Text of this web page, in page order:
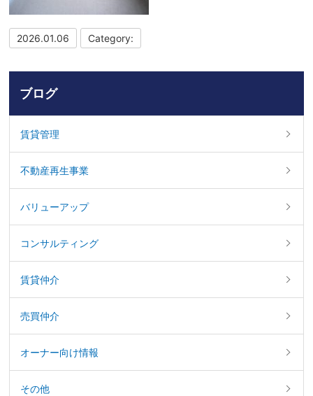
2026.01.06 Category:
ブログ
賃貸管理
不動産再生事業
バリューアップ
コンサルティング
賃貸仲介
売買仲介
オーナー向け情報
その他